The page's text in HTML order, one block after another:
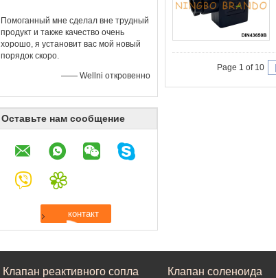
Помоганный мне сделал вне трудный
продукт и также качество очень
хорошо, я установит вас мой новый
порядок скоро.
—— Wellni откровенно
Оставьте нам сообщение
Page 1 of 10
Клапан реактивного сопла Клапан соленоида